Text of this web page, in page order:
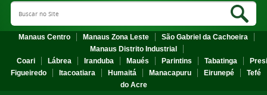
Search Site
Manaus Centro Manaus Zona Leste
São Gabriel da Cachoeira
Manaus Distrito Industrial
Coari
Lábrea Iranduba Maués Parintins Tabatinga
Figueiredo
Itacoatiara Humaitá Manacapuru Eirunepé
Tefé
do Acre